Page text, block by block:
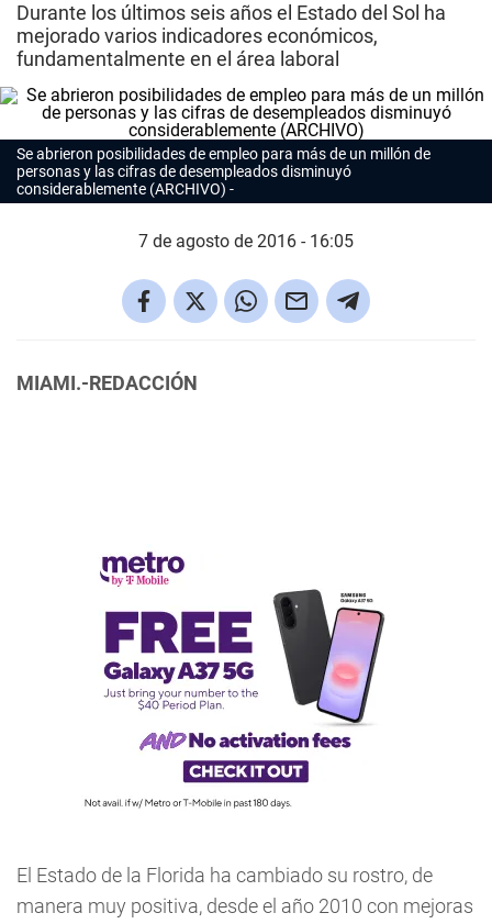
Durante los últimos seis años el Estado del Sol ha
mejorado varios indicadores económicos,
fundamentalmente en el área laboral
Se abrieron posibilidades de empleo para más de un millón de
personas y las cifras de desempleados disminuyó
considerablemente (ARCHIVO)
7 de agosto de 2016 - 16:05
MIAMI.-REDACCIÓN
El Estado de la Florida ha cambiado su rostro, de
manera muy positiva, desde el año 2010 con mejoras